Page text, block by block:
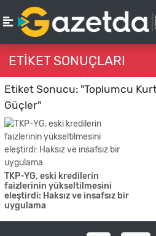
ETIKET SONUÇLARI
Etiket Sonucu: "Toplumcu
Güçler"
TKP-YG, eski kredilerin
faizlerinin yükseltilmesini
eleştirdi: Haksız ve insafsız bir
uygulama